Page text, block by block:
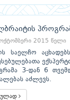
2015 წელი
ის საელჩო
3-დან 6
აძლევს.